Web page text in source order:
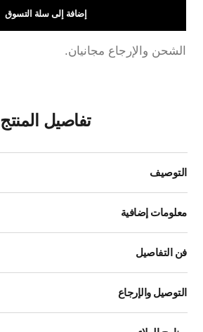
إضافة إلى سلة التسوق
الشحن والإرجاع مجانيان.
تفاصيل المنتج
التوصيف
معلومات إضافية
فن التفاصيل
التوصيل والإرجاع